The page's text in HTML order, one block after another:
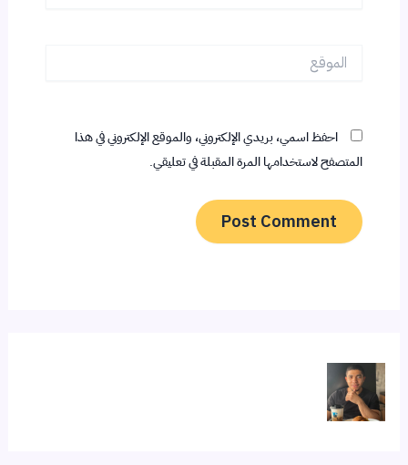
الموقع
احفظ اسمي، بريدي الإلكتروني، والموقع الإلكتروني في هذا
المتصفح لاستخدامها المرة المقبلة في تعليقي.